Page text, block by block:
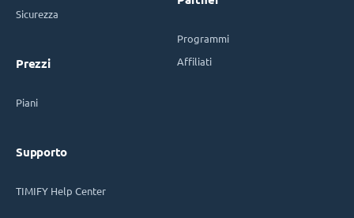
Sicurezza
Prezzi
Piani
Supporto
TIMIFY Help Center
Programmi
Affiliati